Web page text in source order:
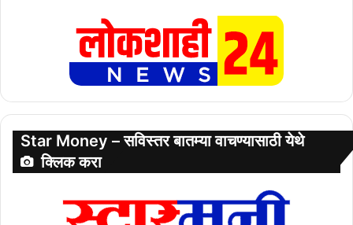
Star Money – सविस्तर बातम्या वाचण्यासाठी येथे
क्लिक करा